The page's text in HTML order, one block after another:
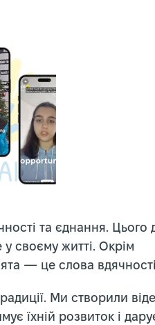
та єднання. Цього
своєму житті. Окрім
— це слова
Ми створили
їхній розвиток і